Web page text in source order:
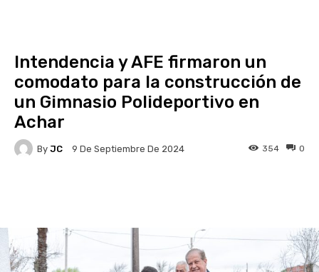
Intendencia y AFE firmaron un
comodato para la construcción de
un Gimnasio Polideportivo en
Achar
By JC 9 De Septiembre De 2024 0
354